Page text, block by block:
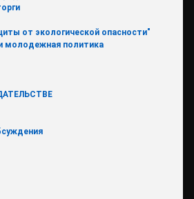
от экологической опасности"
молодежная политика